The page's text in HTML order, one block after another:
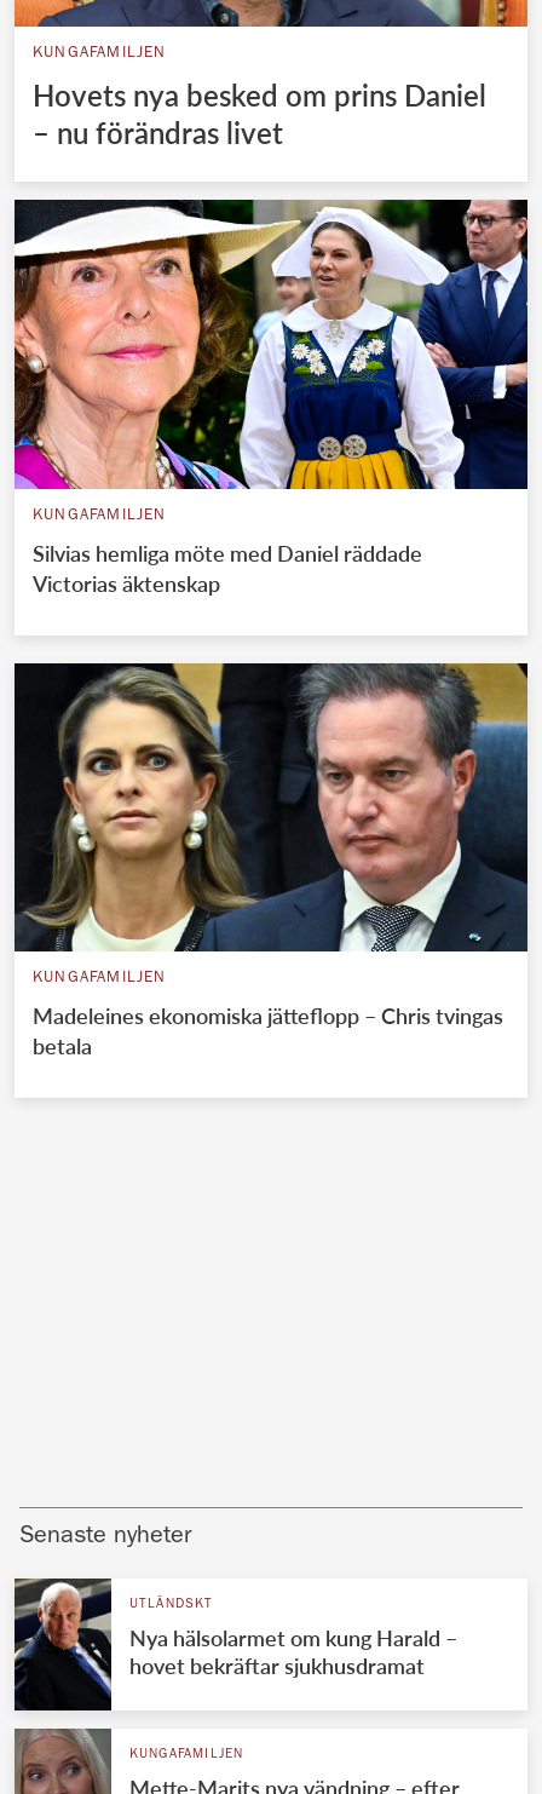
KUNGAFAMILJEN
Hovets nya besked om prins Daniel
– nu förändras livet
KUNGAFAMILJEN
Silvias hemliga möte med Daniel räddade
Victorias äktenskap
KUNGAFAMILJEN
Madeleines ekonomiska jätteflopp – Chris tvingas
betala
Senaste nyheter
UTLÄNDSKT
Nya hälsolarmet om kung Harald –
hovet bekräftar sjukhusdramat
KUNGAFAMILJEN
Mette-Marits nya vändning – efter